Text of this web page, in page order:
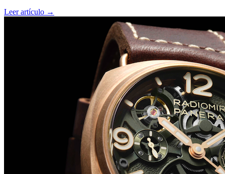
Big Bang Sapphire Sky Blue de Hublot
Leer artículo →